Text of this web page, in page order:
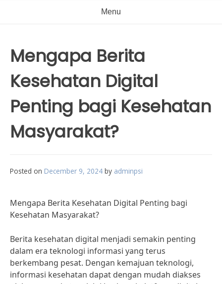
Menu
Mengapa Berita
Kesehatan Digital
Penting bagi Kesehatan
Masyarakat?
Posted on December 9, 2024 by adminpsi
Mengapa Berita Kesehatan Digital Penting bagi
Kesehatan Masyarakat?
Berita kesehatan digital menjadi semakin penting
dalam era teknologi informasi yang terus
berkembang pesat. Dengan kemajuan teknologi,
informasi kesehatan dapat dengan mudah diakses